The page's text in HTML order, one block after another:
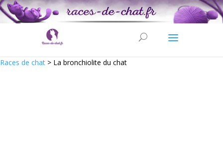
Races de chat > La bronchiolite du chat